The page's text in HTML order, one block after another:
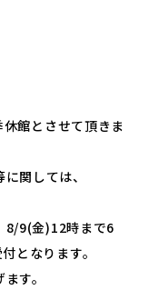
館とさせて頂きま
関しては、
8/9(金)12時まで6
となります。
す。